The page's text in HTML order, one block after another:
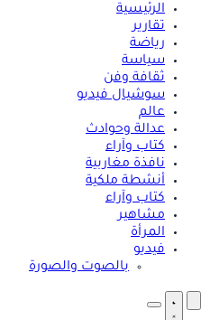
الرئيسية
تقارير
رياضة
سياسة
ثقافة وفن
سوشيال فيديو
عالم
عدالة وحوادث
كتاب وآراء
نافذة مغاربية
أنشطة ملكية
كتاب وآراء
مشاهير
المرأة
فيديو
بالصوت والصورة